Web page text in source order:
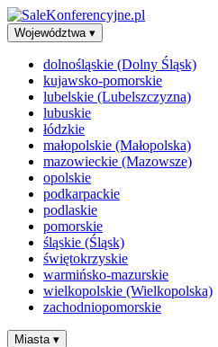
Województwa ▾
dolnośląskie (Dolny Śląsk)
kujawsko-pomorskie
lubelskie (Lubelszczyzna)
lubuskie
łódzkie
małopolskie (Małopolska)
mazowieckie (Mazowsze)
opolskie
podkarpackie
podlaskie
pomorskie
śląskie (Śląsk)
świętokrzyskie
warmińsko-mazurskie
wielkopolskie (Wielkopolska)
zachodniopomorskie
Miasta ▾